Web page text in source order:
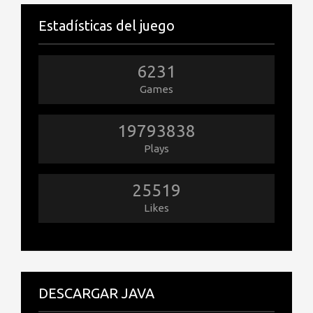
Estadísticas del juego
6231
Games
19793838
Plays
25519
Likes
DESCARGAR JAVA